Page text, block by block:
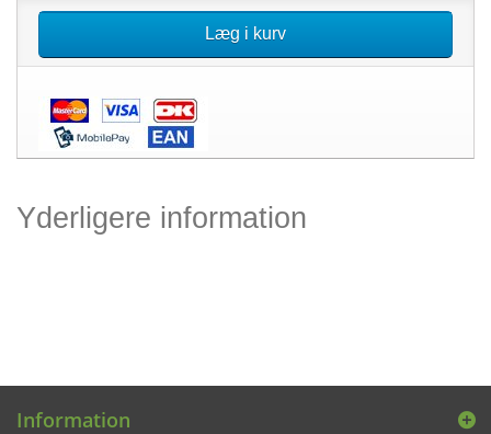
Læg i kurv
Yderligere information
Information